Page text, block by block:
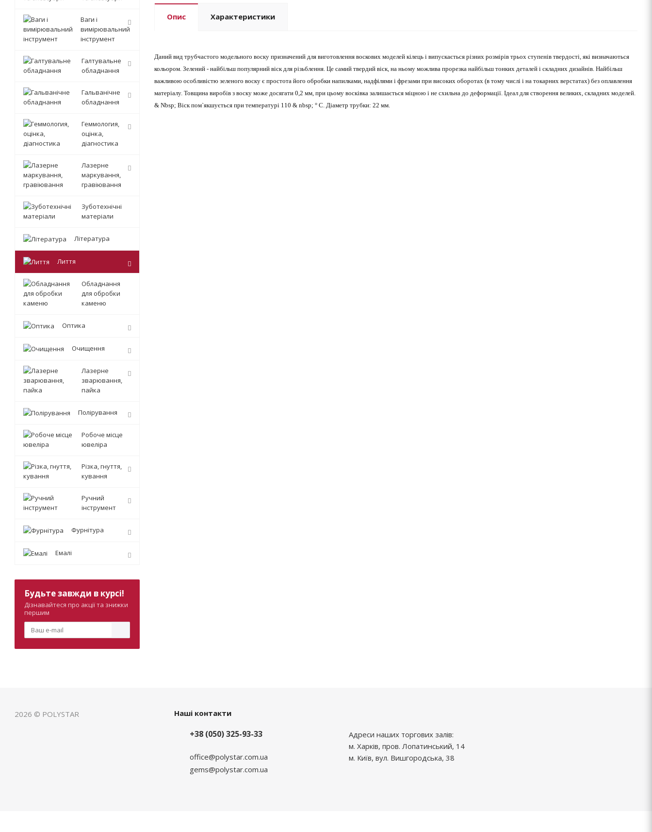
Опис Характеристики
Даний вид трубчастого модельного воску призначений для виготовлення воскових моделей кілець і випускається різних розмірів трьох ступенів твердості, які визначаються
кольором. Зелений - найбільш популярний віск для різьблення. Це самий твердий віск, на ньому можлива прорезка найбільш тонких деталей і складних дизайнів. Найбільш
важливою особливістю зеленого воску є простота його обробки напилками, надфілями і фрезами при високих оборотах (в тому числі і на токарних верстатах) без оплавлення
матеріалу. Товщина виробів з воску може досягати 0,2 мм, при цьому восківка залишається міцною і не схильна до деформації. Ідеал для створення великих, складних моделей.
& Nbsp; Віск пом`якшується при температурі 110 & nbsp; ° С. Діаметр трубки: 22 мм.
Ваги і
вимірювальний
інструмент
Галтувальне
обладнання
Гальванічне
обладнання
Геммология,
оцінка,
діагностика
Лазерне
маркування,
гравіювання
Зуботехнічні
матеріали
Література
Лиття
Обладнання
для обробки
каменю
Оптика
Очищення
Лазерне
зварювання,
пайка
Полірування
Робоче місце
ювеліра
Різка, гнуття,
кування
Ручний
інструмент
Фурнітура
Емалі
Будьте завжди в курсі!
Дізнавайтеся про акції та знижки
першим
2026 © POLYSTAR Наші контакти
+38 (050) 325-93-33
office@polystar.com.ua
gems@polystar.com.ua
Адреси наших торгових залів:
м. Харків, пров. Лопатинський, 14
м. Київ, вул. Вишгородська, 38